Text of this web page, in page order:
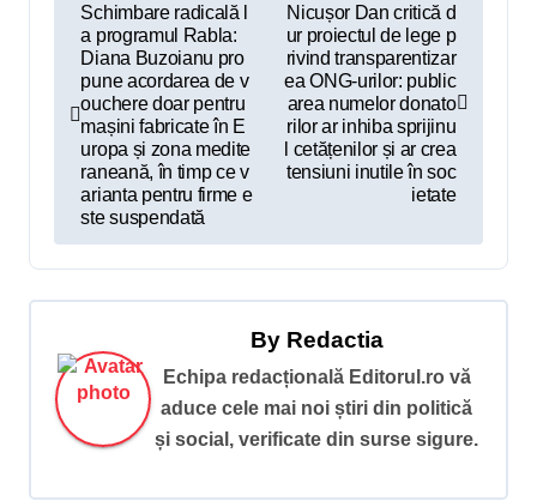
r
e
n
a
r
Schimbare radicală l
a programul Rabla:
Diana Buzoianu pro
pune acordarea de v
ouchere doar pentru
mașini fabricate în E
uropa și zona medite
raneană, în timp ce v
arianta pentru firme e
ste suspendată
Nicușor Dan critică d
ur proiectul de lege p
rivind transparentizar
ea ONG-urilor: public
area numelor donato
rilor ar inhiba sprijinu
l cetățenilor și ar crea
tensiuni inutile în soc
ietate
By Redactia
Echipa redacțională Editorul.ro vă
aduce cele mai noi știri din politică
și social, verificate din surse sigure.